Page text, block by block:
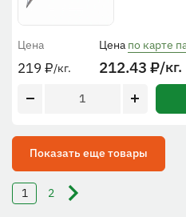
Цена
219 ₽/кг.
Цена по карте
212.43 ₽/кг.
Показать еще товары
1 2